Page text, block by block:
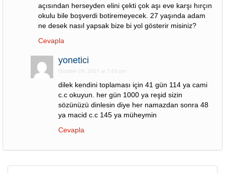
açısından herseyden elini çekti çok aşı eve karşı hırçın
okulu bile boşverdi botiremeyecek. 27 yaşında adam
ne desek nasıl yapsak bize bi yol gösterir misiniz?
Cevapla
yonetici
October 29, 2017 at 7:03 pm
dilek kendini toplaması için 41 gün 114 ya cami
c.c okuyun. her gün 1000 ya reşid sizin
sözünüzü dinlesin diye her namazdan sonra 48
ya macid c.c 145 ya müheymin
Cevapla